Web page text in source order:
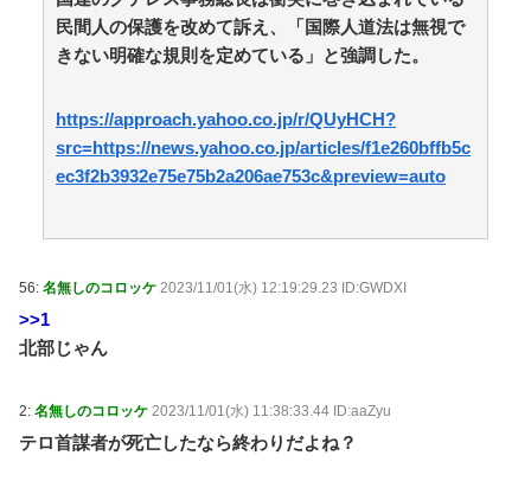
結婚式と入籍を誕生日と同じ日に決定！←いや、毎年の
愚痴は何だったんだよ！？ / おまとめアンテナ NEW!
03:19)
とめアンテナ NEW! (8/9 03:01)
おでこ封印！中村アン、“前髪あり”の新ヘアスタイル
に「新鮮でたまらん」の声【画像】 / おまとめアンテナ
民間人の保護を改めて訴え、「国際人道法は無視で
きない明確な規則を定めている」と強調した。
https://approach.yahoo.co.jp/r/QUyHCH?
src=https://news.yahoo.co.jp/articles/f1e260bffb5c
ec3f2b3932e75e75b2a206ae753c&preview=auto
56: 名無しのコロッケ 2023/11/01(水) 12:19:29.23 ID:GWDXI
>>1
北部じゃん
2: 名無しのコロッケ 2023/11/01(水) 11:38:33.44 ID:aaZyu
テロ首謀者が死亡したなら終わりだよね？